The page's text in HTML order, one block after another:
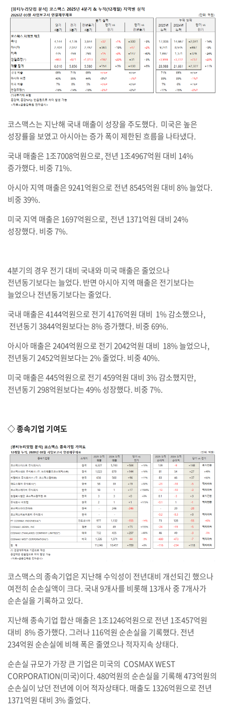
코스맥스는 지난해 국내 매출이 성장을 주도했다. 미국은 높은
성장률을 보였고 아시아는 증가 폭이 제한된 흐름을 나타냈다.
국내 매출은 1조7008억원으로, 전년 1조4967억원 대비 14%
증가했다. 비중 71%.
아시아 지역 매출은 9241억원으로 전년 8545억원 대비 8% 늘었다.
비중 39%.
미국 지역 매출은 1697억원으로, 전년 1371억원 대비 24%
성장했다. 비중 7%.
4분기의 경우 전기 대비 국내와 미국 매출은 줄었으나
전년동기보다는 늘었다. 반면 아시아 지역 매출은 전기보다는
늘었으나 전년동기보다는 줄었다.
국내 매출은 4144억원으로 전기 4176억원 대비 1% 감소했으나,
전년동기 3844억원보다는 8% 증가했다. 비중 69%.
아시아 매출은 2404억원으로 전기 2042억원 대비 18% 늘었으나,
전년동기 2452억원보다는 2% 줄었다. 비중 40%.
미국 매출은 445억원으로 전기 459억원 대비 3% 감소했지만,
전년동기 298억원보다는 49% 성장했다. 비중 7%.
◇ 종속기업 기여도
코스맥스의 종속기업은 지난해 수익성이 전년대비 개선되긴 했으나
여전히 순손실액이 크다. 국내 9개사를 비롯해 13개사 중 7개사가
순손실을 기록하고 있다.
지난해 종속기업 합산 매출은 1조1246억원으로 전년 1조457억원
대비 8% 증가했다. 그러나 116억원 순손실을 기록했다. 전년
234억원 순손실에 비해 폭은 줄였으나 적자지속 상태다.
순손실 규모가 가장 큰 기업은 미국의 COSMAX WEST
CORPORATION(미국)이다. 480억원의 순손실을 기록해 473억원의
순손실이 났던 전년에 이어 적자상태다. 매출도 1326억원으로 전년
1371억원 대비 3% 줄었다.